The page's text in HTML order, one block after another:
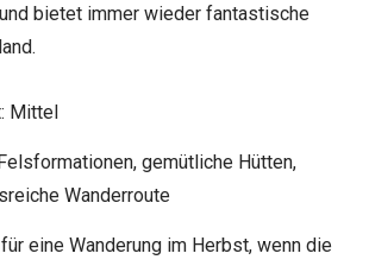
bietet immer wieder fantastische
Mittel
gemütliche Hütten,
Wanderroute
eine Wanderung im Herbst, wenn die